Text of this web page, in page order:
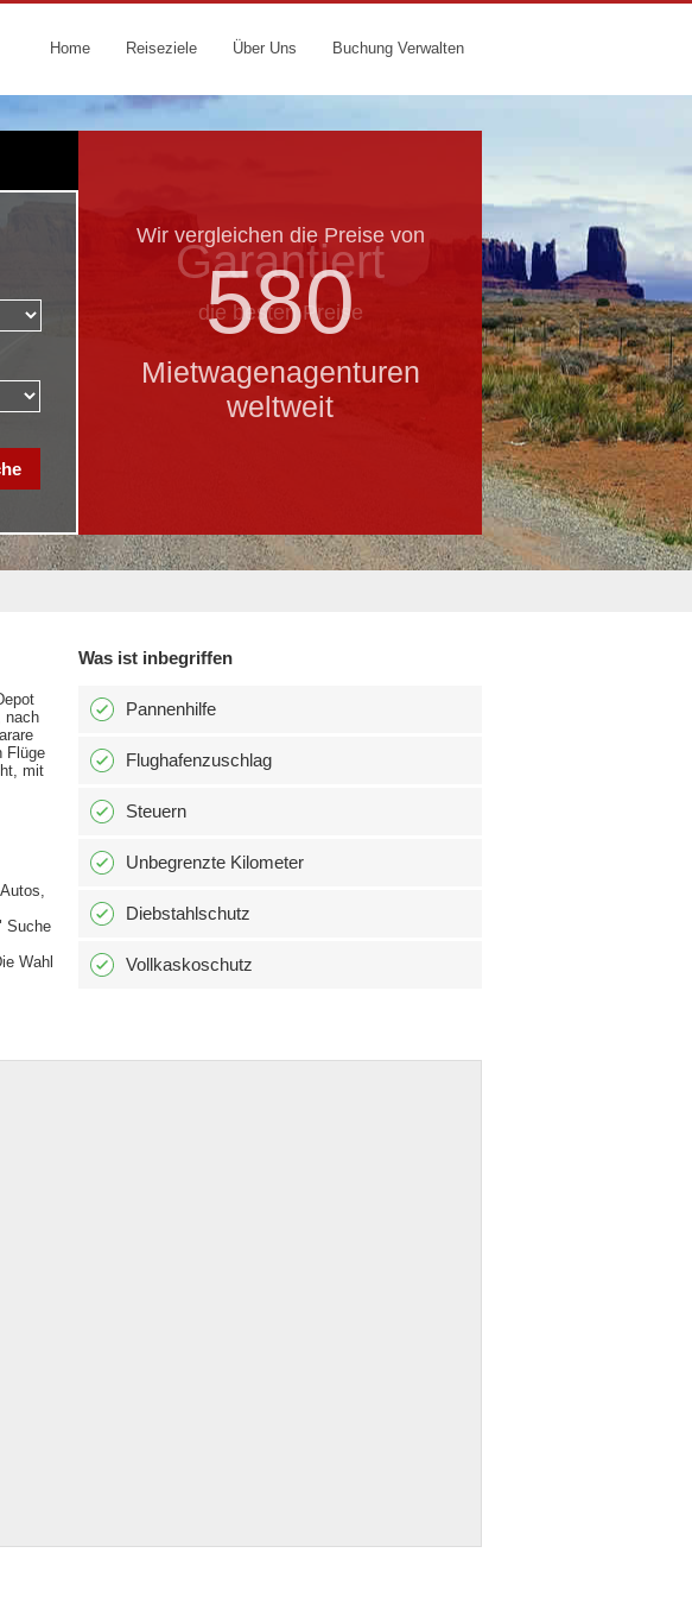
Home Reiseziele Über Uns Buchung Verwalten
Wir vergleichen die Preise von
580
Mietwagenagenturen
weltweit
Garantiert
die besten Preise
nach
Flüge
mit
Suche
Wahl
Was ist inbegriffen
Pannenhilfe
Flughafenzuschlag
Steuern
Unbegrenzte Kilometer
Diebstahlschutz
Vollkaskoschutz